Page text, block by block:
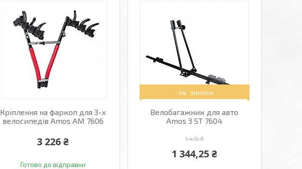
Кріплення на фаркоп для 3-х
велосипедів Amos AM 7606
3 226 ₴
Готово до відправки
–5%
Велобагажник для авто
Amos 3 ST 7604
1 415 ₴
1 344,25 ₴